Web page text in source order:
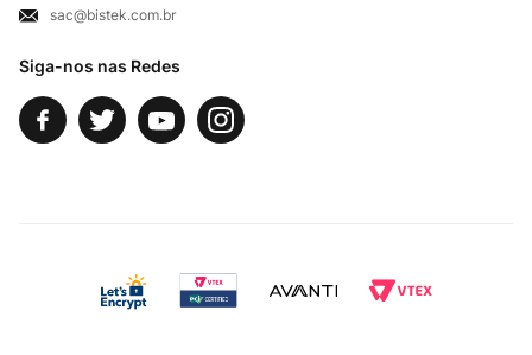
Siga-nos nas Redes
Fale Conosco
sac@bistek.com.br